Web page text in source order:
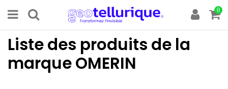
0
Liste des produits de la
marque OMERIN